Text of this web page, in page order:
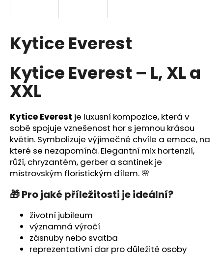
Kytice Everest
Kytice Everest – L, XL a
XXL
Kytice Everest je luxusní kompozice, která v
sobě spojuje vznešenost hor s jemnou krásou
květin. Symbolizuje výjimečné chvíle a emoce, na
které se nezapomíná. Elegantní mix hortenzií,
růží, chryzantém, gerber a santinek je
mistrovským floristickým dílem. 🌸
🎁 Pro jaké příležitosti je ideální?
životní jubileum
významná výročí
zásnuby nebo svatba
reprezentativní dar pro důležité osoby
í
t
?
HLEDAT
D
o
p
o
r